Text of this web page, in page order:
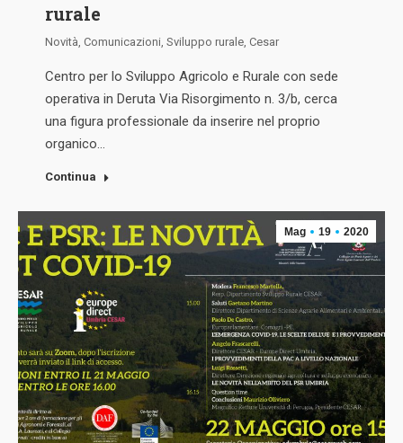
rurale
Novità, Comunicazioni, Sviluppo rurale, Cesar
Centro per lo Sviluppo Agricolo e Rurale con sede
operativa in Deruta Via Risorgimento n. 3/b, cerca
una figura professionale da inserire nel proprio
organico…
Continua
Mag 19 2020